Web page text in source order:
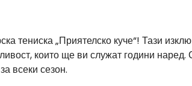
тениска „Приятелско куче“! Тази
които ще ви служат години
всеки сезон.